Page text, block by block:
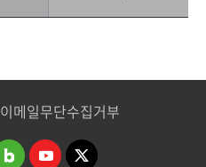
이메일무단수집거부